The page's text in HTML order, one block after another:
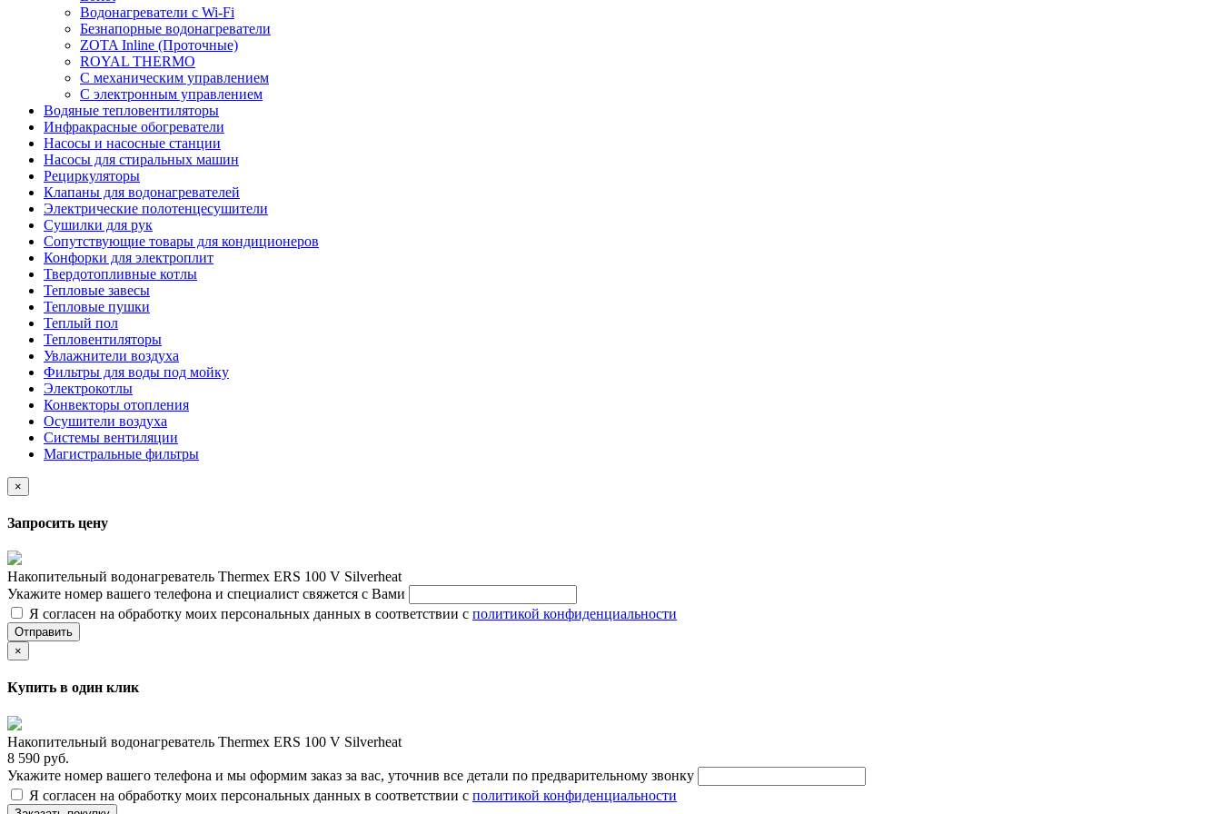
Водонагреватели с Wi-Fi
Безнапорные водонагреватели
ZOTA Inline (Проточные)
ROYAL THERMO
С механическим управлением
С электронным управлением
Водяные тепловентиляторы
Инфракрасные обогреватели
Насосы и насосные станции
Насосы для стиральных машин
Рециркуляторы
Клапаны для водонагревателей
Электрические полотенцесушители
Сушилки для рук
Сопутствующие товары для кондиционеров
Конфорки для электроплит
Твердотопливные котлы
Тепловые завесы
Тепловые пушки
Теплый пол
Тепловентиляторы
Увлажнители воздуха
Фильтры для воды под мойку
Электрокотлы
Конвекторы отопления
Осушители воздуха
Системы вентиляции
Магистральные фильтры
×
Запросить цену
Накопительный водонагреватель Thermex ERS 100 V Silverheat
Укажите номер вашего телефона и специалист свяжется с Вами
Я согласен на обработку моих персональных данных в соответствии с политикой конфиденциальности
Отправить
×
Купить в один клик
Накопительный водонагреватель Thermex ERS 100 V Silverheat
8 590 руб.
Укажите номер вашего телефона и мы оформим заказ за вас, уточнив все детали по предварительному звонку
Я согласен на обработку моих персональных данных в соответствии с политикой конфиденциальности